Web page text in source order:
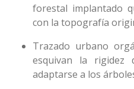
forestal implantado
con la topografía
Trazado urbano
esquivan la rigidez
adaptarse a los